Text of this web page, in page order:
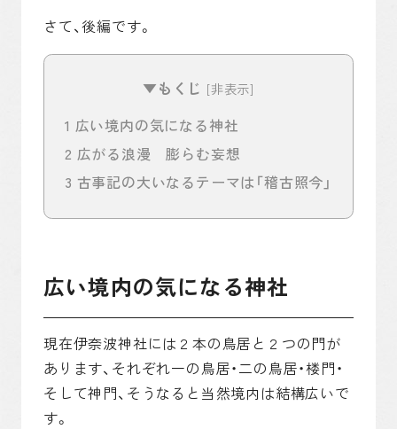
さて、後編です。
▼もくじ [非表示]
1 広い境内の気になる神社
2 広がる浪漫 膨らむ妄想
3 古事記の大いなるテーマは「稽古照今」
広い境内の気になる神社
現在伊奈波神社には２本の鳥居と２つの門が
あります、それぞれ一の鳥居・二の鳥居・楼門・
そして神門、そうなると当然境内は結構広いで
す。